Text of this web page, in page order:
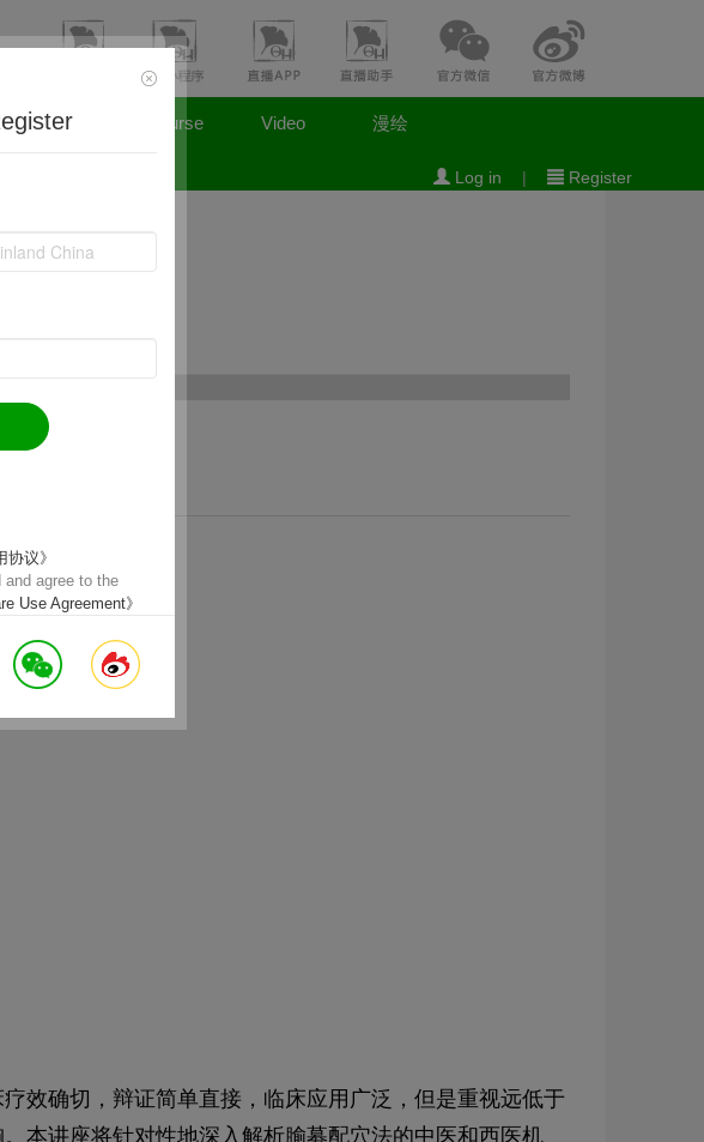
MicroVideo Course Video 漫绘
Log in | Register
协议》
and agree to the
Use Agreement》
6 6729
）
效确切，辩证简单直接，临床应用广泛，但是重视远低于
本讲座将针对性地深入解析腧募配穴法的中医和西医机